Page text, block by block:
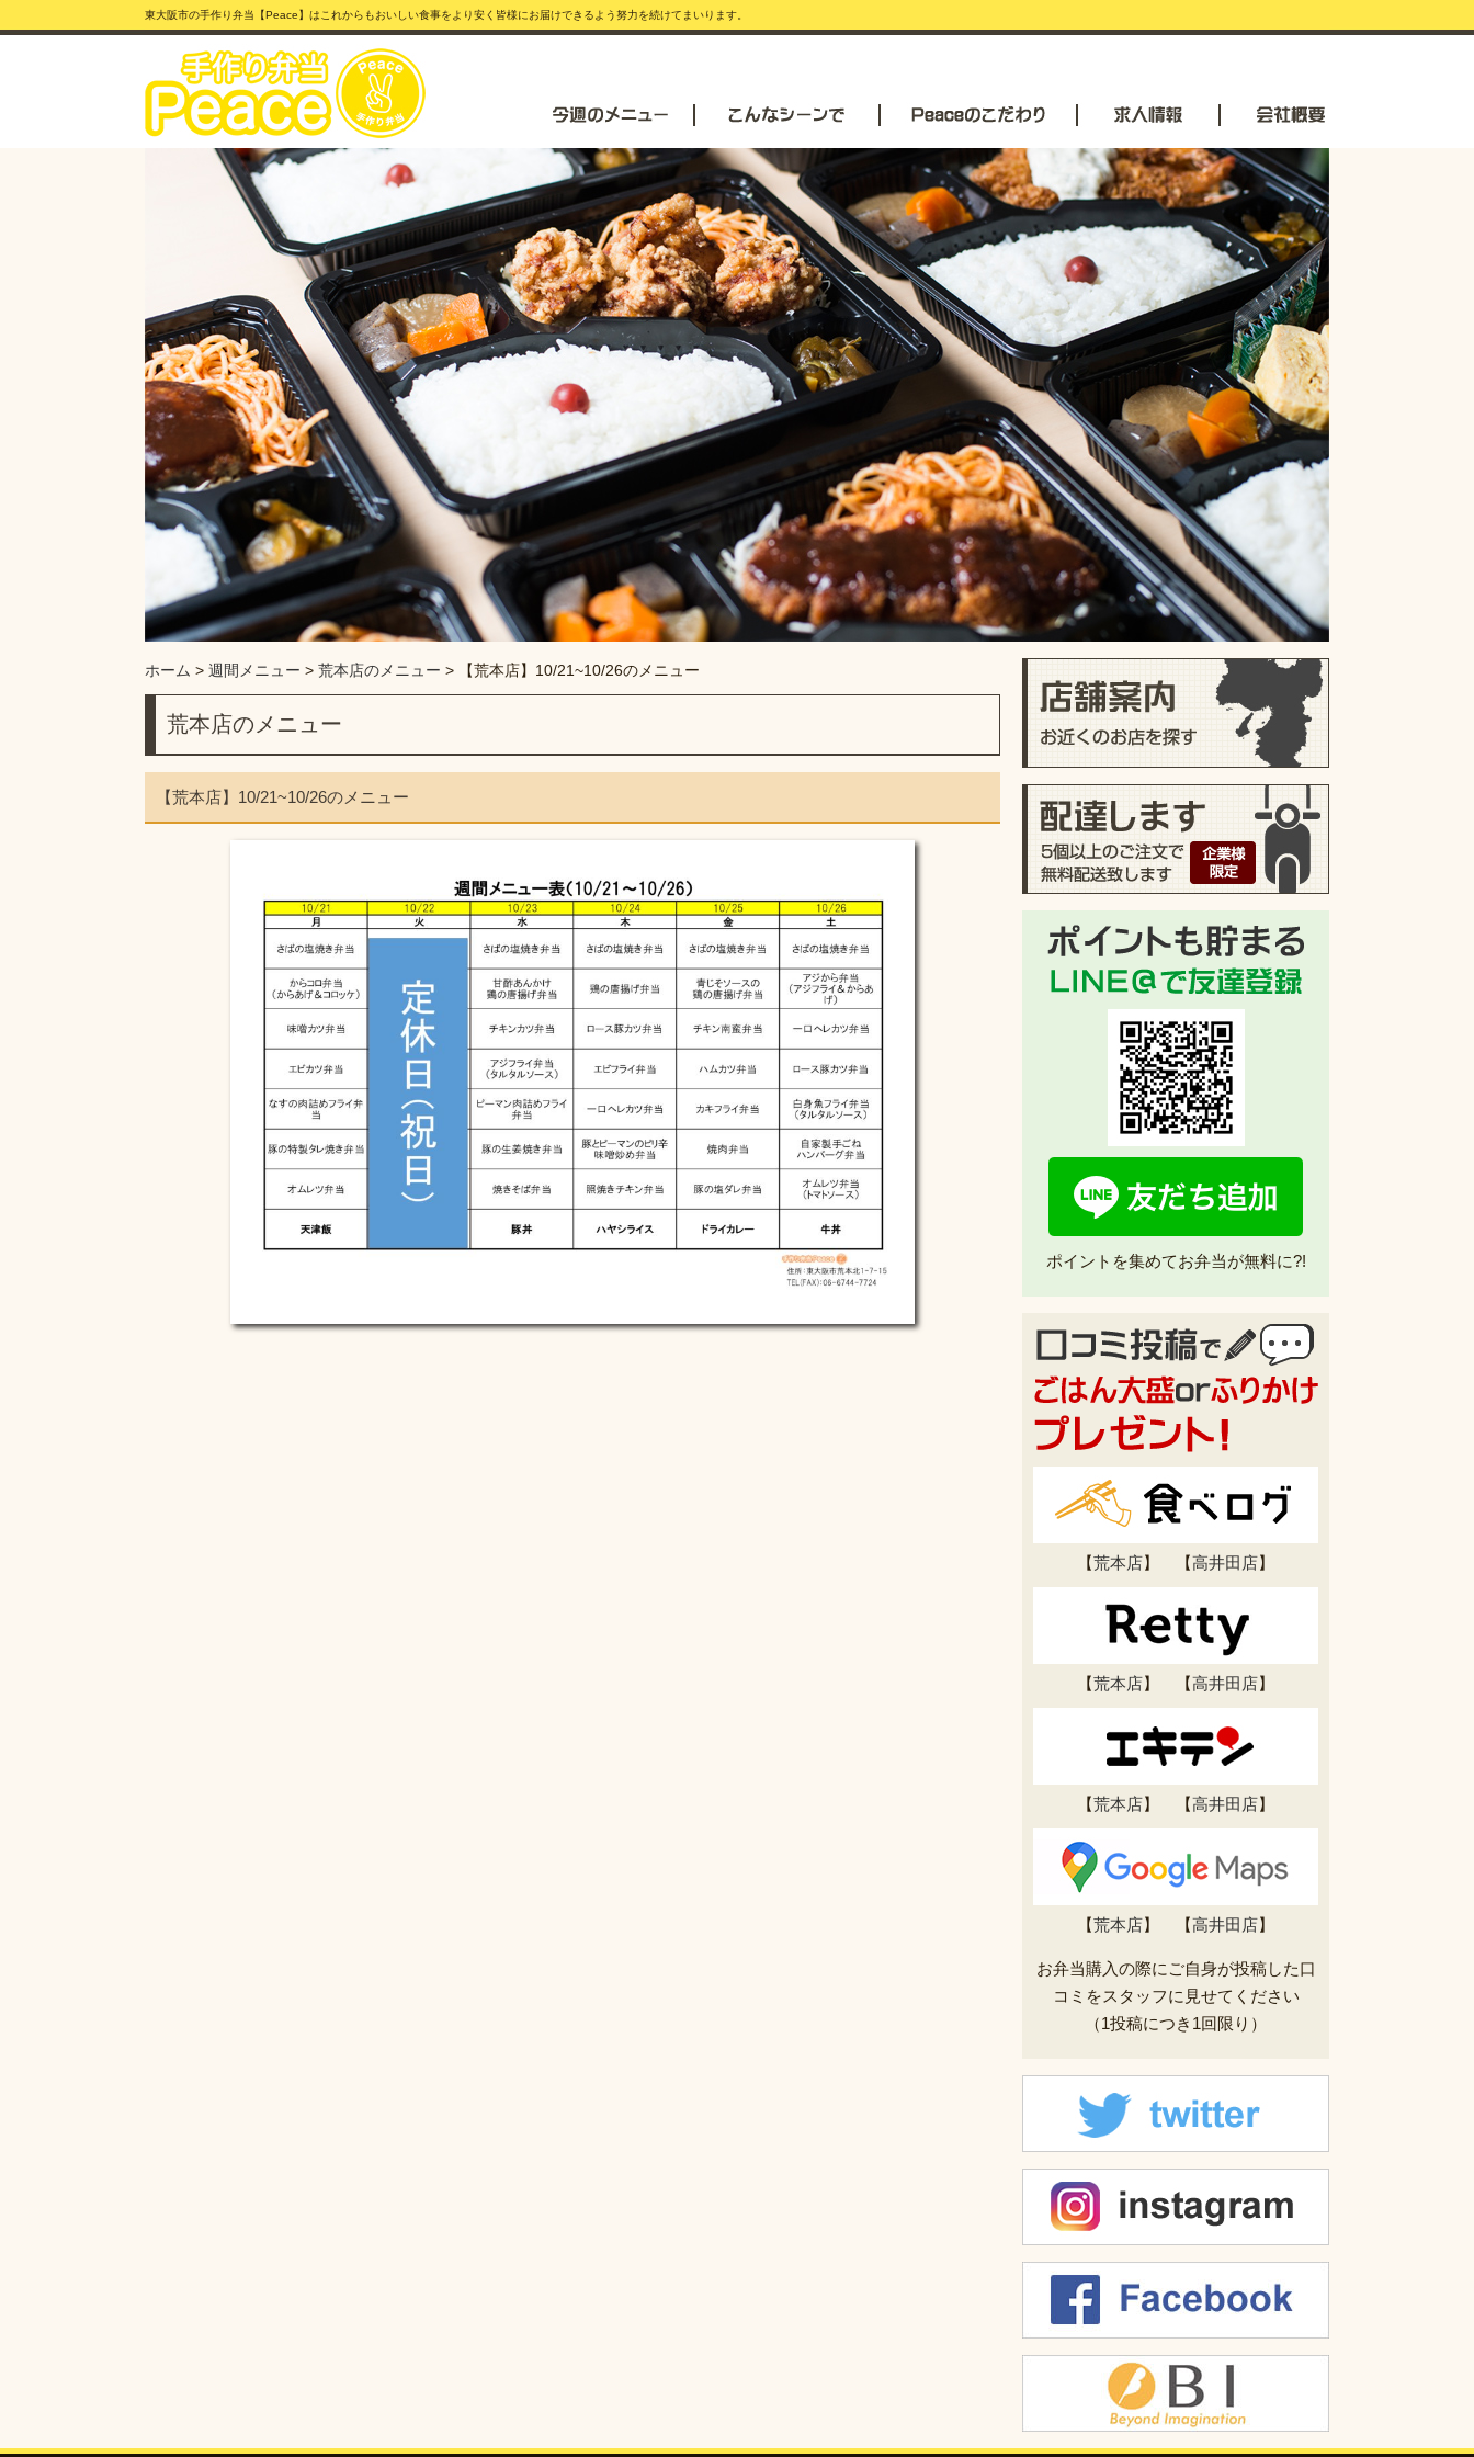
東大阪市の手作り弁当【Peace】はこれからもおいしい食事をより安く皆様にお届けできるよう努力を続けてまいります。
ホーム > 週間メニュー > 荒本店のメニュー > 【荒本店】10/21~10/26のメニュー
荒本店のメニュー
【荒本店】10/21~10/26のメニュー
ポイントを集めてお弁当が無料に?!
【荒本店】 【高井田店】
【荒本店】 【高井田店】
【荒本店】 【高井田店】
【荒本店】 【高井田店】
お弁当購入の際にご自身が投稿した口
コミをスタッフに見せてください
（1投稿につき1回限り）